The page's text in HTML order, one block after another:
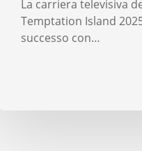
La carriera televisiva
Temptation Island
successo con…